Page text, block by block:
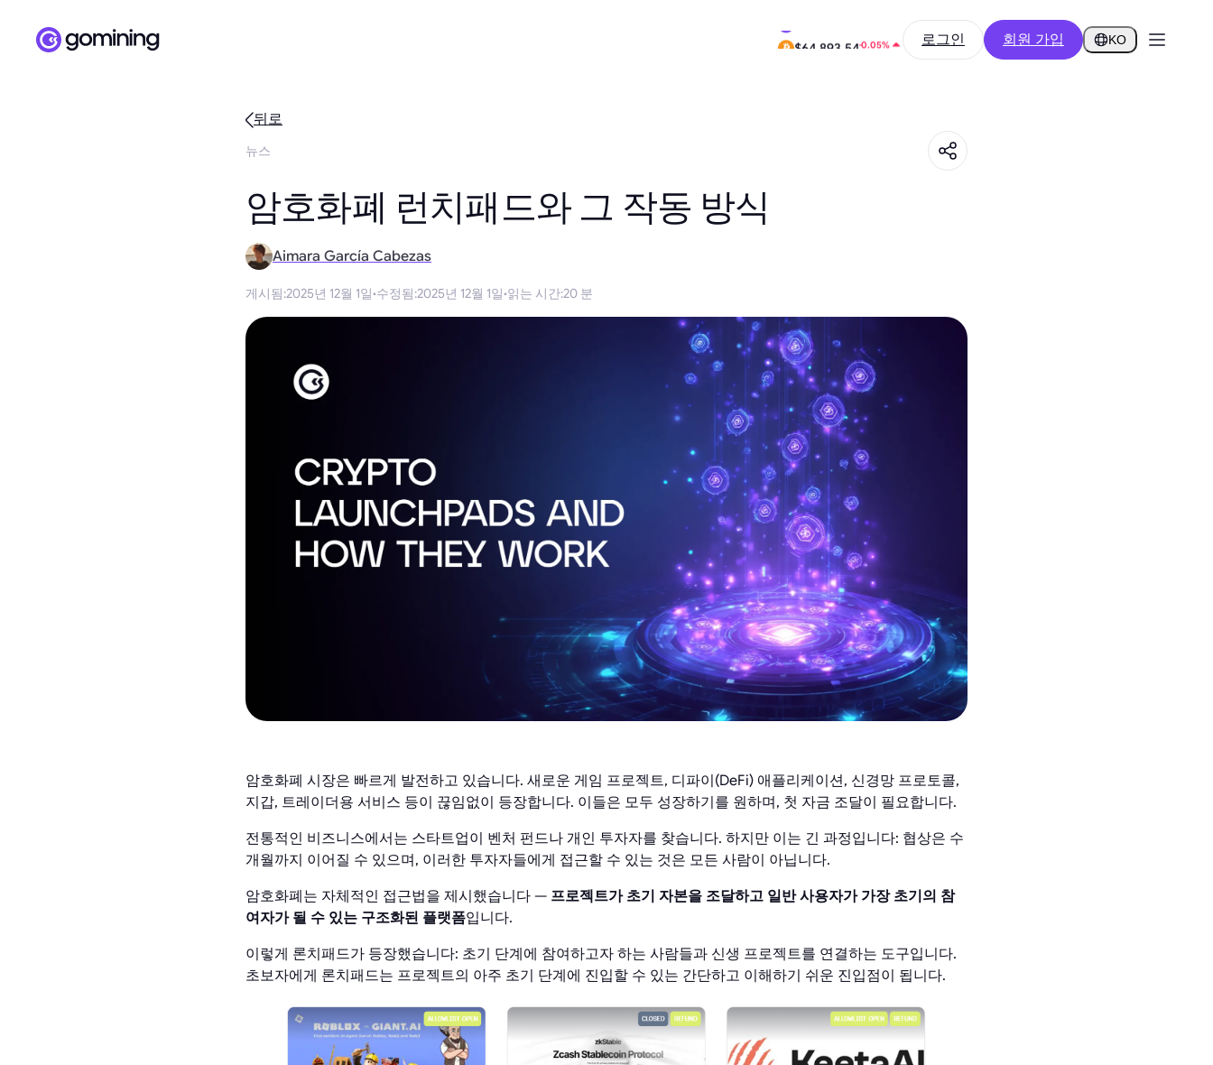
$0.2908 로그인 회원 가입 KO
뒤로
뉴스
암호화폐 런치패드와 그 작동 방식
Aimara García Cabezas
게시됨:2025년 12월 1일·수정됨:2025년 12월 1일·읽는 시간:20 분
암호화폐 시장은 빠르게 발전하고 있습니다. 새로운 게임 프로젝트, 디파이(DeFi) 애플리케이션, 신경망 프로토콜,
지갑, 트레이더용 서비스 등이 끊임없이 등장합니다. 이들은 모두 성장하기를 원하며, 첫 자금 조달이 필요합니다.
전통적인 비즈니스에서는 스타트업이 벤처 펀드나 개인 투자자를 찾습니다. 하지만 이는 긴 과정입니다: 협상은 수
개월까지 이어질 수 있으며, 이러한 투자자들에게 접근할 수 있는 것은 모든 사람이 아닙니다.
암호화폐는 자체적인 접근법을 제시했습니다 — 프로젝트가 초기 자본을 조달하고 일반 사용자가 가장 초기의 참
여자가 될 수 있는 구조화된 플랫폼입니다.
이렇게 론치패드가 등장했습니다: 초기 단계에 참여하고자 하는 사람들과 신생 프로젝트를 연결하는 도구입니다.
초보자에게 론치패드는 프로젝트의 아주 초기 단계에 진입할 수 있는 간단하고 이해하기 쉬운 진입점이 됩니다.